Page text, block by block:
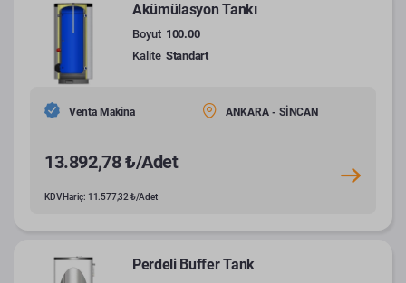
Akümülasyon Tankı
Boyut 100.00
Kalite Standart
Venta Makina ANKARA - SİNCAN
13.892,78 ₺/Adet
KDV Hariç: 11.577,32 ₺/Adet
Perdeli Buffer Tank